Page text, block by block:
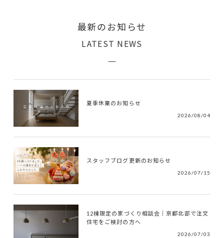
最新のお知らせ
LATEST NEWS
夏季休業のお知らせ
2026/08/04
スタッフブログ更新のお知らせ
2026/07/15
12棟限定の家づくり相談会｜京都北部で注文
住宅をご検討の方へ
2026/07/03